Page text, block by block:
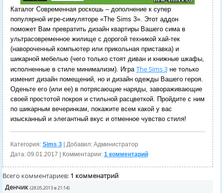
Каталог Современная роскошь – дополнение к супер
популярной игре-симуляторе «The Sims 3». Этот аддон
поможет Вам превратить дизайн квартиры Вашего сима в
ультрасовременное жилище с дорогой техникой хай-тек
(навороченный компьютер или прикольная приставка) и
шикарной мебелью (чего только стоят диван и книжные шкафы,
исполненные в стиле минимализм). Игра The Sims 3не только
изменит дизайн помещений, но и дизайн одежды Вашего героя.
Оденьте его (или ее) в потрясающие наряды, завораживающие
своей простотой покроя и стильной расцветкой. Пройдите с ним
по шикарным вечеринкам, покажите всем какой у вас
изысканный и элегантный вкус и отменное чувство стиля!
Категория: Sims 3| Добавил: Администратор
Дата: 09.01.2017 | Комментарии: 1 комментарий
Всего комментариев: 1 комменатрий
Денчик (28.05.2013 в 21:14)